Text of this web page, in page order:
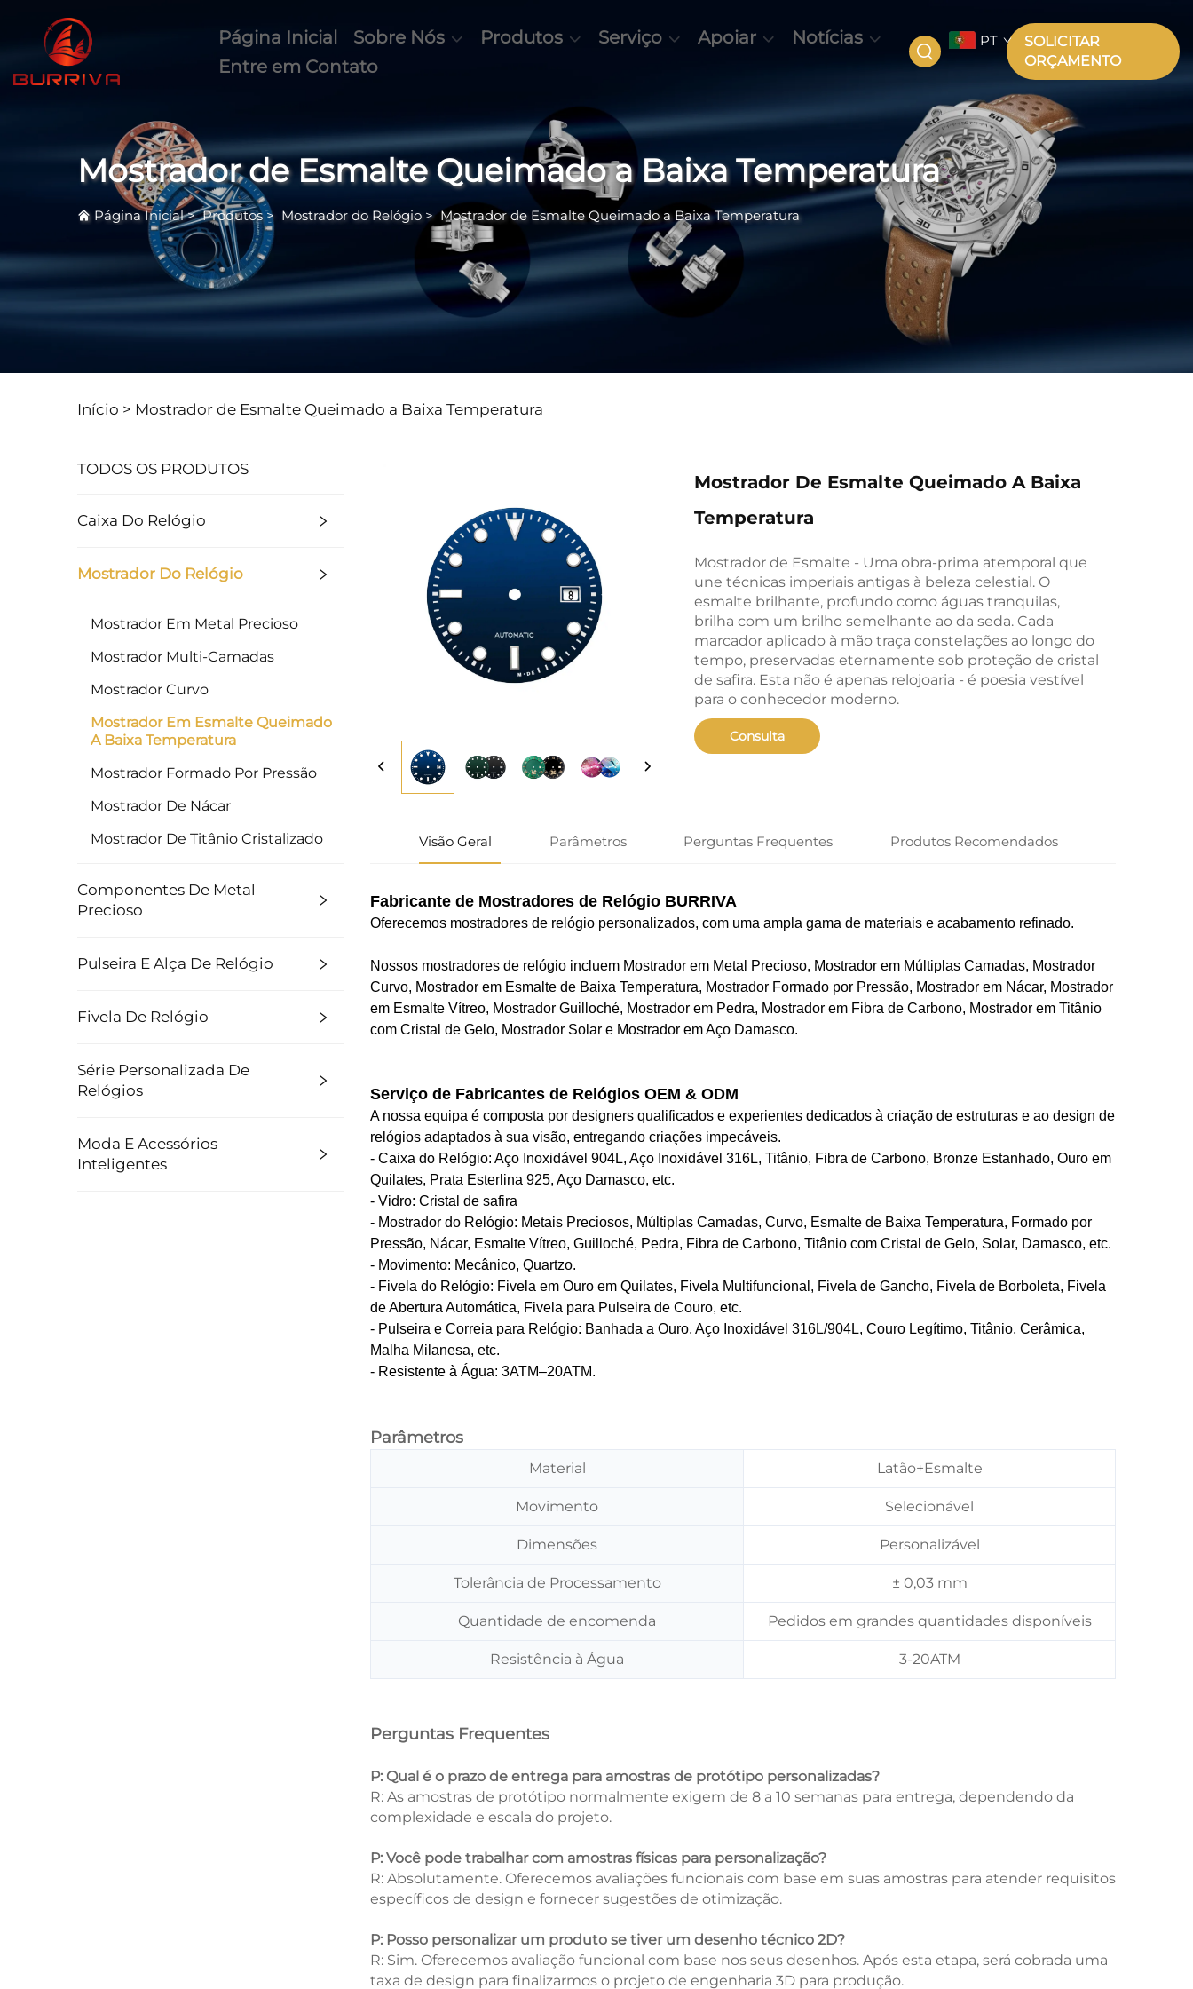
Página Inicial Sobre Nós Produtos Serviço Apoiar
Notícias
Entre em Contato
PT
SOLICITAR
ORÇAMENTO
Mostrador de Esmalte Queimado a Baixa Temperatura
Página Inicial>Produtos> Mostrador do Relógio >Mostrador de Esmalte Queimado a Baixa Temperatura
Início > Mostrador de Esmalte Queimado a Baixa Temperatura
TODOS OS PRODUTOS
Caixa Do Relógio
Mostrador Do Relógio
Mostrador Em Metal Precioso
Mostrador Multi-Camadas
Mostrador Curvo
Mostrador Em Esmalte Queimado
A Baixa Temperatura
Mostrador Formado Por Pressão
Mostrador De Nácar
Mostrador De Titânio Cristalizado
Componentes De Metal
Precioso
Pulseira E Alça De Relógio
Fivela De Relógio
Série Personalizada De
Relógios
Moda E Acessórios
Inteligentes
Mostrador De Esmalte Queimado A Baixa
Temperatura
Mostrador de Esmalte - Uma obra-prima atemporal que
une técnicas imperiais antigas à beleza celestial. O
esmalte brilhante, profundo como águas tranquilas,
brilha com um brilho semelhante ao da seda. Cada
marcador aplicado à mão traça constelações ao longo do
tempo, preservadas eternamente sob proteção de cristal
de safira. Esta não é apenas relojoaria - é poesia vestível
para o conhecedor moderno.
Consulta
Visão Geral Parâmetros Perguntas Frequentes Produtos Recomendados
Fabricante de Mostradores de Relógio BURRIVA
Oferecemos mostradores de relógio personalizados, com uma ampla gama de materiais e acabamento refinado.
Nossos mostradores de relógio incluem Mostrador em Metal Precioso, Mostrador em Múltiplas Camadas, Mostrador
Curvo, Mostrador em Esmalte de Baixa Temperatura, Mostrador Formado por Pressão, Mostrador em Nácar, Mostrador
em Esmalte Vítreo, Mostrador Guilloché, Mostrador em Pedra, Mostrador em Fibra de Carbono, Mostrador em Titânio
com Cristal de Gelo, Mostrador Solar e Mostrador em Aço Damasco.
Serviço de Fabricantes de Relógios OEM & ODM
A nossa equipa é composta por designers qualificados e experientes dedicados à criação de estruturas e ao design de
relógios adaptados à sua visão, entregando criações impecáveis.
- Caixa do Relógio: Aço Inoxidável 904L, Aço Inoxidável 316L, Titânio, Fibra de Carbono, Bronze Estanhado, Ouro em
Quilates, Prata Esterlina 925, Aço Damasco, etc.
- Vidro: Cristal de safira
- Mostrador do Relógio: Metais Preciosos, Múltiplas Camadas, Curvo, Esmalte de Baixa Temperatura, Formado por
Pressão, Nácar, Esmalte Vítreo, Guilloché, Pedra, Fibra de Carbono, Titânio com Cristal de Gelo, Solar, Damasco, etc.
- Movimento: Mecânico, Quartzo.
- Fivela do Relógio: Fivela em Ouro em Quilates, Fivela Multifuncional, Fivela de Gancho, Fivela de Borboleta, Fivela
de Abertura Automática, Fivela para Pulseira de Couro, etc.
- Pulseira e Correia para Relógio: Banhada a Ouro, Aço Inoxidável 316L/904L, Couro Legítimo, Titânio, Cerâmica,
Malha Milanesa, etc.
- Resistente à Água: 3ATM–20ATM.
Parâmetros
Material Latão+Esmalte
Movimento Selecionável
Dimensões Personalizável
Tolerância de Processamento ± 0,03 mm
Quantidade de encomenda Pedidos em grandes quantidades disponíveis
Resistência à Água 3-20ATM
Perguntas Frequentes
P: Qual é o prazo de entrega para amostras de protótipo personalizadas?
R: As amostras de protótipo normalmente exigem de 8 a 10 semanas para entrega, dependendo da
complexidade e escala do projeto.
P: Você pode trabalhar com amostras físicas para personalização?
R: Absolutamente. Oferecemos avaliações funcionais com base em suas amostras para atender requisitos
específicos de design e fornecer sugestões de otimização.
P: Posso personalizar um produto se tiver um desenho técnico 2D?
R: Sim. Oferecemos avaliação funcional com base nos seus desenhos. Após esta etapa, será cobrada uma
taxa de design para finalizarmos o projeto de engenharia 3D para produção.